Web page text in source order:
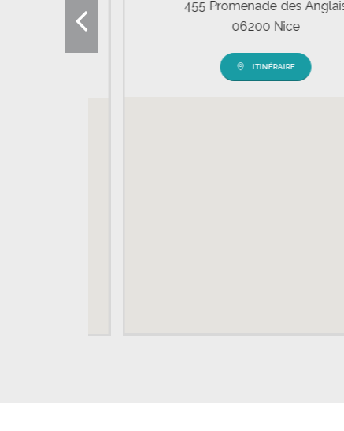
455 Promenade des Anglais
06200 Nice
ITINÉRAIRE